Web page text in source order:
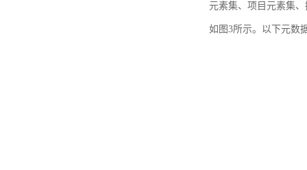
元素集、项目元素集
如图3所示。以下元数